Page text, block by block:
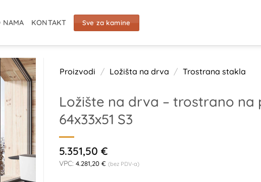
NAMA KONTAKT Sve za kamine
Proizvodi / Ložišta na drva / Trostrana stakla
Ložište na drva – trostrano na
64x33x51 S3
5.351,50 €
VPC: 4.281,20 € (bez PDV-a)